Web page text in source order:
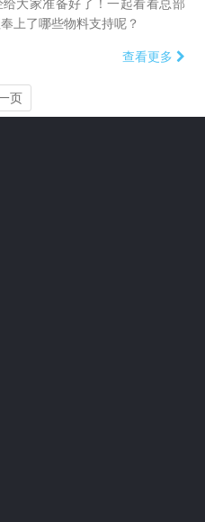
大家准备好了！一起看看总部
上了哪些物料支持呢？
查看更多
页